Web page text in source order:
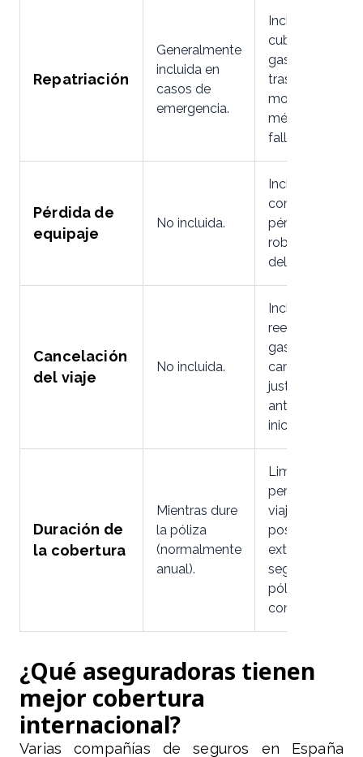
Repatriación
Generalmente
incluida en
casos de
emergencia.
Incluida,
cubriendo
gastos de
traslado por
motivos
médicos o
fallecimiento.
Pérdida de
equipaje
No incluida.
Incluida,
compensando
pérdidas,
robos o daños
del equipaje.
Cancelación
del viaje
No incluida.
Incluida,
reembolsando
gastos por
cancelaciones
justificadas
antes del
inicio del viaje.
Duración de
la cobertura
Mientras dure
la póliza
(normalmente
anual).
Limitada al
período del
viaje, con
posibilidad de
extensión
según la
póliza
contratada.
¿Qué aseguradoras tienen
mejor cobertura
internacional?
Varias compañías de seguros en España